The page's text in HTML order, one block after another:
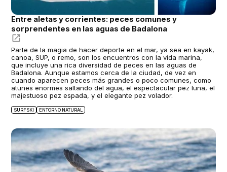
Entre aletas y corrientes: peces comunes y
sorprendentes en las aguas de Badalona
Parte de la magia de hacer deporte en el mar, ya sea en kayak,
canoa, SUP, o remo, son los encuentros con la vida marina,
que incluye una rica diversidad de peces en las aguas de
Badalona. Aunque estamos cerca de la ciudad, de vez en
cuando aparecen peces más grandes o poco comunes, como
atunes enormes saltando del agua, el espectacular pez luna, el
majestuoso pez espada, y el elegante pez volador.
SURFSKI ENTORNO NATURAL